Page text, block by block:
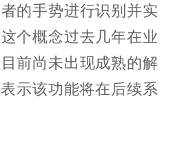
的手势进行识别并实
个概念过去几年在业
前尚未出现成熟的解
示该功能将在后续系